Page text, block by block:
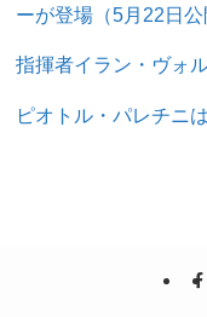
ーが登場（5月22日公
指揮者イラン・ヴォ
ピオトル・パレチニ